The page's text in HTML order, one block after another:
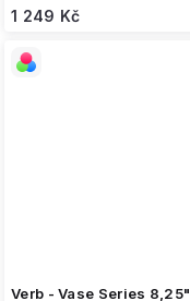
1 249 Kč
Verb - Vase Series 8,25"